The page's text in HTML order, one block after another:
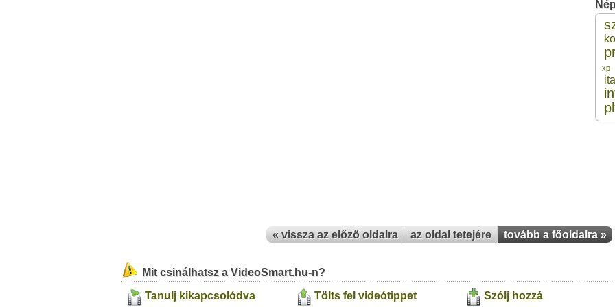
xp
ital
« vissza az előző oldalra az oldal tetejére tovább a főoldalra »
Mit csinálhatsz a VideoSmart.hu-n?
Tanulj kikapcsolódva
Tölts fel videótippet Szólj hozzá